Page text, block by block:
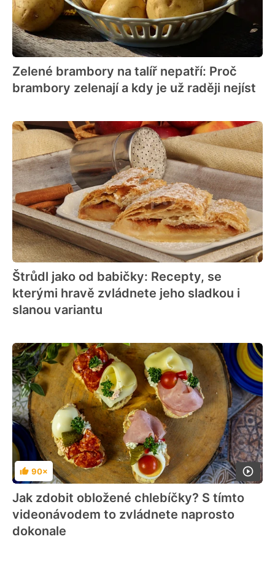
Zelené brambory na talíř nepatří: Proč
brambory zelenají a kdy je už raději nejíst
Štrůdl jako od babičky: Recepty, se
kterými hravě zvládnete jeho sladkou i
slanou variantu
Hodnocení
90×
Jak zdobit obložené chlebíčky? S tímto
videonávodem to zvládnete naprosto
dokonale